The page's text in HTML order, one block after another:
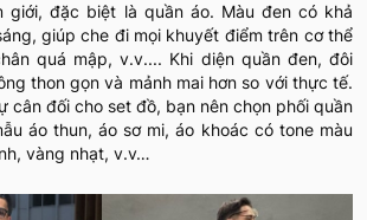
giới, đặc biệt là quần áo. Màu đen có khả
giúp che đi mọi khuyết điểm trên cơ thể
quá mập, v.v.... Khi diện quần đen, đôi
thon gọn và mảnh mai hơn so với thực tế.
cân đối cho set đồ, bạn nên chọn phối quần
áo thun, áo sơ mi, áo khoác có tone màu
vàng nhạt, v.v…